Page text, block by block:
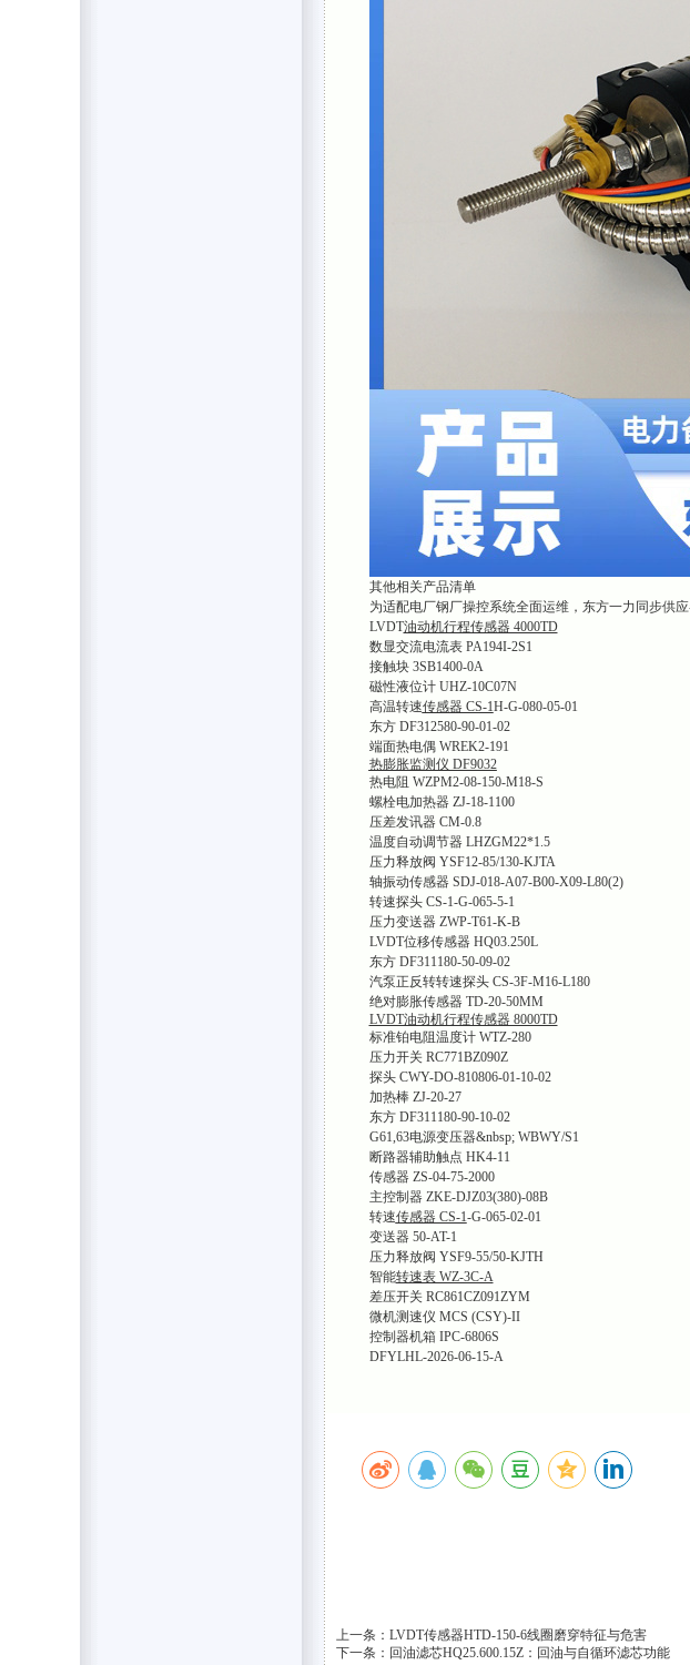
其他相关产品清单
为适配电厂钢厂操控系统全面运维，东方一力同步供
LVDT油动机行程传感器 4000TD
数显交流电流表 PA194I-2S1
接触块 3SB1400-0A
磁性液位计 UHZ-10C07N
高温转速传感器 CS-1H-G-080-05-01
东方 DF312580-90-01-02
端面热电偶 WREK2-191
热膨胀监测仪 DF9032
热电阻 WZPM2-08-150-M18-S
螺栓电加热器 ZJ-18-1100
压差发讯器 CM-0.8
温度自动调节器 LHZGM22*1.5
压力释放阀 YSF12-85/130-KJTA
轴振动传感器 SDJ-018-A07-B00-X09-L80(2)
转速探头 CS-1-G-065-5-1
压力变送器 ZWP-T61-K-B
LVDT位移传感器 HQ03.250L
东方 DF311180-50-09-02
汽泵正反转转速探头 CS-3F-M16-L180
绝对膨胀传感器 TD-20-50MM
LVDT油动机行程传感器 8000TD
标准铂电阻温度计 WTZ-280
压力开关 RC771BZ090Z
探头 CWY-DO-810806-01-10-02
加热棒 ZJ-20-27
东方 DF311180-90-10-02
G61,63电源变压器&nbsp; WBWY/S1
断路器辅助触点 HK4-11
传感器 ZS-04-75-2000
主控制器 ZKE-DJZ03(380)-08B
转速传感器 CS-1-G-065-02-01
变送器 50-AT-1
压力释放阀 YSF9-55/50-KJTH
智能转速表 WZ-3C-A
差压开关 RC861CZ091ZYM
微机测速仪 MCS (CSY)-II
控制器机箱 IPC-6806S
DFYLHL-2026-06-15-A
上一条：LVDT传感器HTD-150-6线圈磨穿特征与危害
下一条：回油滤芯HQ25.600.15Z：回油与自循环滤芯功能